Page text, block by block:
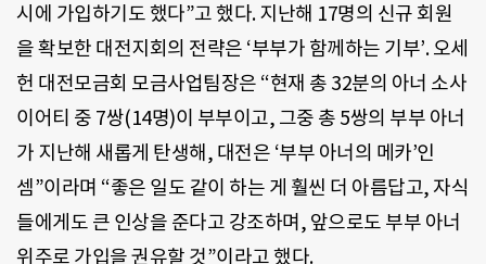
시에 가입하기도 했다”고 했다. 지난해 17명의 신규 회원
을 확보한 대전지회의 전략은 ‘부부가 함께하는 기부’. 오세
헌 대전모금회 모금사업팀장은 “현재 총 32분의 아너 소사
이어티 중 7쌍(14명)이 부부이고, 그중 총 5쌍의 부부 아너
가 지난해 새롭게 탄생해, 대전은 ‘부부 아너의 메카’인
셈”이라며 “좋은 일도 같이 하는 게 훨씬 더 아름답고, 자식
들에게도 큰 인상을 준다고 강조하며, 앞으로도 부부 아너
위주로 가입을 권유할 것”이라고 했다.